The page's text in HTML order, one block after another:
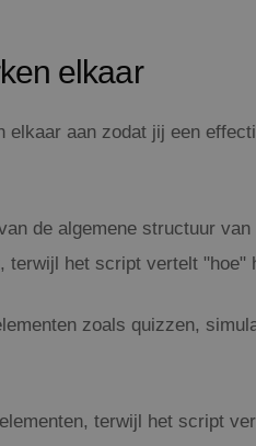
elkaar
aan zodat jij een
de algemene structuur
het script vertelt "hoe"
zoals quizzen,
terwijl het script